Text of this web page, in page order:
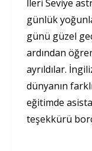
İleri Seviye
günlük
günü güzel
ardından
ayrıldılar.
dünyanın
eğitimde
teşekkürü